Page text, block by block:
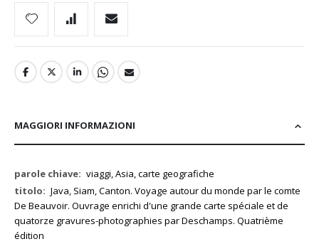
MAGGIORI INFORMAZIONI
Maggiori
Informazioni
viaggi, Asia, carte geografiche
Java, Siam, Canton. Voyage autour du monde par le comte
De Beauvoir. Ouvrage enrichi d'une grande carte spéciale et de
quatorze gravures-photographies par Deschamps. Quatrième
édition